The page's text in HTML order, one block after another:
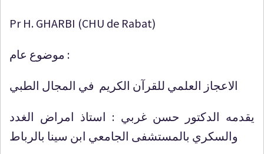
Pr H. GHARBI (CHU de Rabat)
موضوع عام :
الاعجاز العلمي للقرآن الكريم في المجال الطبي
يقدمه الدكتور حسن غربي : استاذ امراض الغدد
والسكري بالمستشفى الجامعي ابن سينا بالرباط